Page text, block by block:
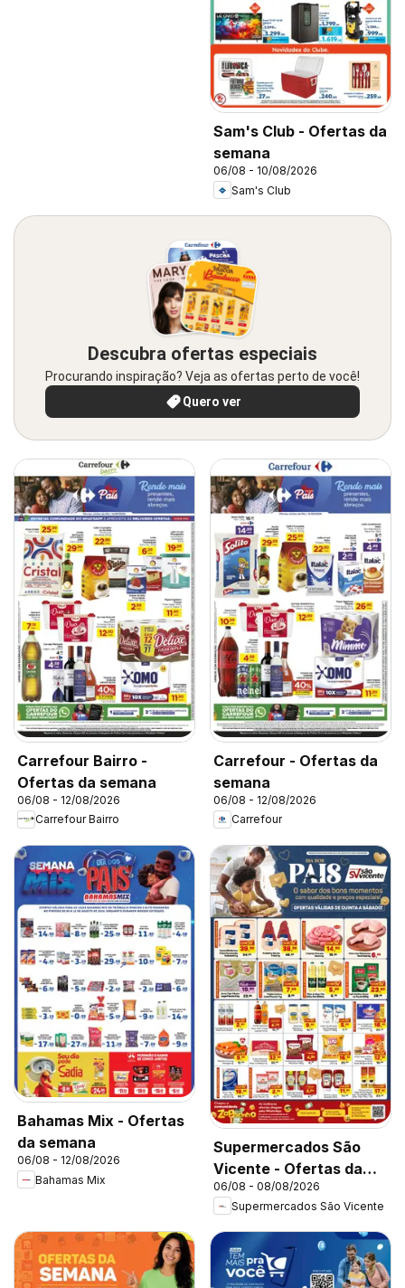
Sam's Club - Ofertas da
semana
06/08 - 10/08/2026
Sam's Club
Descubra ofertas especiais
Procurando inspiração? Veja as ofertas perto de você!
Quero ver
Carrefour Bairro -
Ofertas da semana
06/08 - 12/08/2026
Carrefour Bairro
Carrefour - Ofertas da
semana
06/08 - 12/08/2026
Carrefour
Bahamas Mix - Ofertas
da semana
06/08 - 12/08/2026
Bahamas Mix
Supermercados São
Vicente - Ofertas da
semana
06/08 - 08/08/2026
Supermercados São Vicente